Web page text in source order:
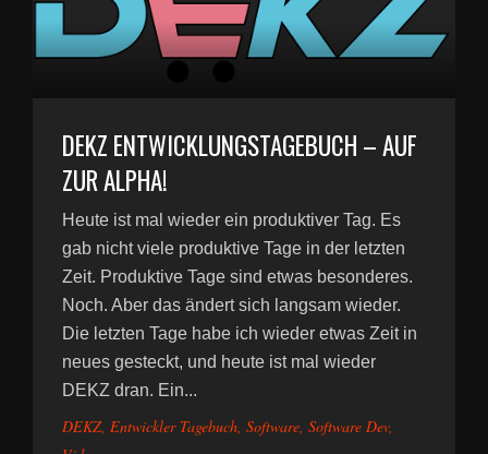
DEKZ ENTWICKLUNGSTAGEBUCH – AUF
ZUR ALPHA!
Heute ist mal wieder ein produktiver Tag. Es
gab nicht viele produktive Tage in der letzten
Zeit. Produktive Tage sind etwas besonderes.
Noch. Aber das ändert sich langsam wieder.
Die letzten Tage habe ich wieder etwas Zeit in
neues gesteckt, und heute ist mal wieder
DEKZ dran. Ein...
DEKZ, Entwickler Tagebuch, Software, Software Dev,